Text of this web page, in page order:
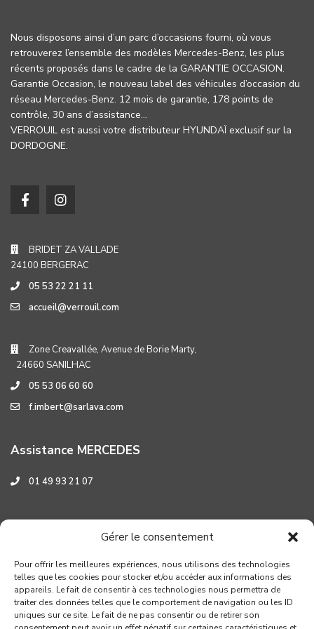
Gérer le consentement
Pour offrir les meilleures expériences, nous utilisons des technologies
telles que les cookies pour stocker et/ou accéder aux informations des
appareils. Le fait de consentir à ces technologies nous permettra de
traiter des données telles que le comportement de navigation ou les ID
uniques sur ce site. Le fait de ne pas consentir ou de retirer son
Nous disposons ainsi d’un parc d’occasions fourni, où vous
retrouverez l’ensemble des modèles Mercedes-Benz, les plus
récents proposés dans le cadre de la GARANTIE OCCASION.
Garantie Occasion, le nouveau label des véhicules d’occasion du
réseau Mercedes-Benz. 12 mois de garantie, 178 points de
contrôle, 30 ans d’assistance…
VERROUIL est aussi votre distributeur HYUNDAÏ exclusif sur la
DORDOGNE.
BRIDET ZA VALLADE
24100 BERGERAC
05 53 22 21 11
accueil@verrouil.com
Zone Creavallée, Avenue de Borie Marty,
24660 SANILHAC
05 53 06 60 60
f.imbert@sarlava.com
Assistance MERCEDES
01 49 93 21 07
Assistance HYUNDAI